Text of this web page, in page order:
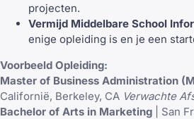
projecten.
Vermijd Middelbare School
enige opleiding is en je een
Voorbeeld Opleiding:
Master of Business Administration
Californië, Berkeley, CA Verwachte
Bachelor of Arts in Marketing | San